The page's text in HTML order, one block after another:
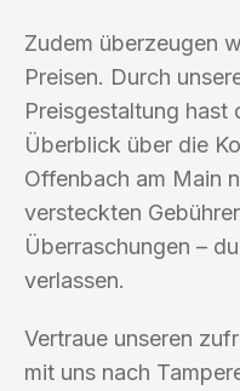
Zudem überzeugen
Preisen. Durch
Preisgestaltung hast
Überblick über die
Offenbach am Main
versteckten
Überraschungen –
verlassen.
Vertraue unseren
mit uns nach